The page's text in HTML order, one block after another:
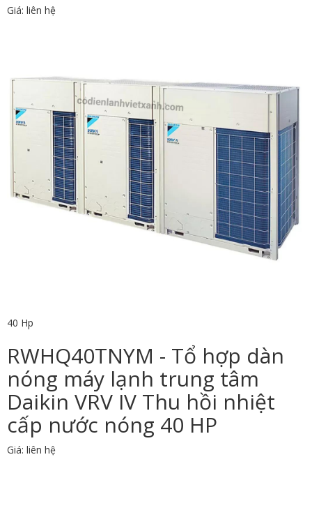
Giá: liên hệ
40 Hp
RWHQ40TNYM - Tổ hợp dàn
nóng máy lạnh trung tâm
Daikin VRV IV Thu hồi nhiệt
cấp nước nóng 40 HP
Giá: liên hệ